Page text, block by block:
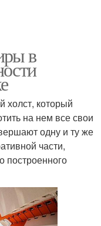
в
холст, который
на нем все свои
одну и ту же
части,
построенного